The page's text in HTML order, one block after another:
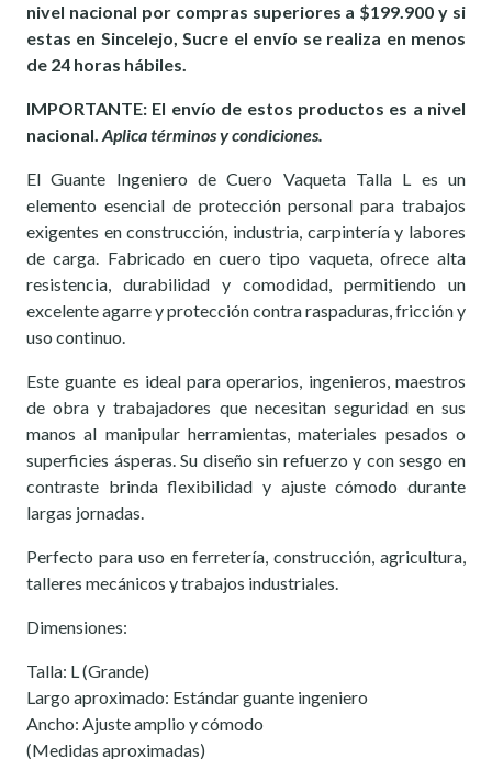
nivel nacional por compras superiores a $199.900 y si
estas en Sincelejo, Sucre el envío se realiza en menos
de 24 horas hábiles.
IMPORTANTE: El envío de estos productos es a nivel
nacional. Aplica términos y condiciones.
El Guante Ingeniero de Cuero Vaqueta Talla L es un
elemento esencial de protección personal para trabajos
exigentes en construcción, industria, carpintería y labores
de carga. Fabricado en cuero tipo vaqueta, ofrece alta
resistencia, durabilidad y comodidad, permitiendo un
excelente agarre y protección contra raspaduras, fricción y
uso continuo.
Este guante es ideal para operarios, ingenieros, maestros
de obra y trabajadores que necesitan seguridad en sus
manos al manipular herramientas, materiales pesados o
superficies ásperas. Su diseño sin refuerzo y con sesgo en
contraste brinda flexibilidad y ajuste cómodo durante
largas jornadas.
Perfecto para uso en ferretería, construcción, agricultura,
talleres mecánicos y trabajos industriales.
Dimensiones:
Talla: L (Grande)
Largo aproximado: Estándar guante ingeniero
Ancho: Ajuste amplio y cómodo
(Medidas aproximadas)